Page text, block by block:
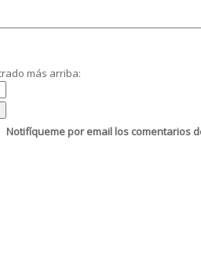
más arriba:
Notifíqueme por email los comentarios